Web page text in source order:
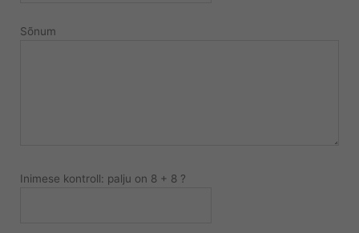
Sõnum
Inimese kontroll: palju on 8 + 8 ?